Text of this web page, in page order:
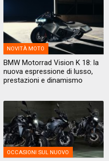
NOVITÀ MOTO
BMW Motorrad Vision K 18: la
nuova espressione di lusso,
prestazioni e dinamismo
OCCASIONI SUL NUOVO